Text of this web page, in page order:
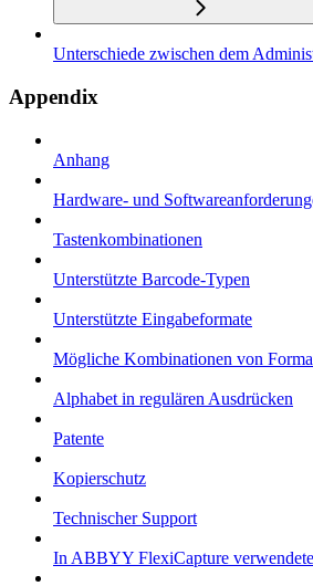
Unterschiede zwischen dem
Appendix
Anhang
Hardware- und
Tastenkombinationen
Unterstützte Barcode-Typen
Unterstützte Eingabeformate
Mögliche Kombinationen von
Alphabet in regulären Ausdrücken
Patente
Kopierschutz
Technischer Support
In ABBYY FlexiCapture